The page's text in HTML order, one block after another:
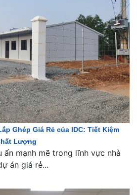
Ghép Giá Rẻ của IDC: Tiết Kiệm
Lượng
ấn mạnh mẽ trong lĩnh vực nhà
án giá rẻ...